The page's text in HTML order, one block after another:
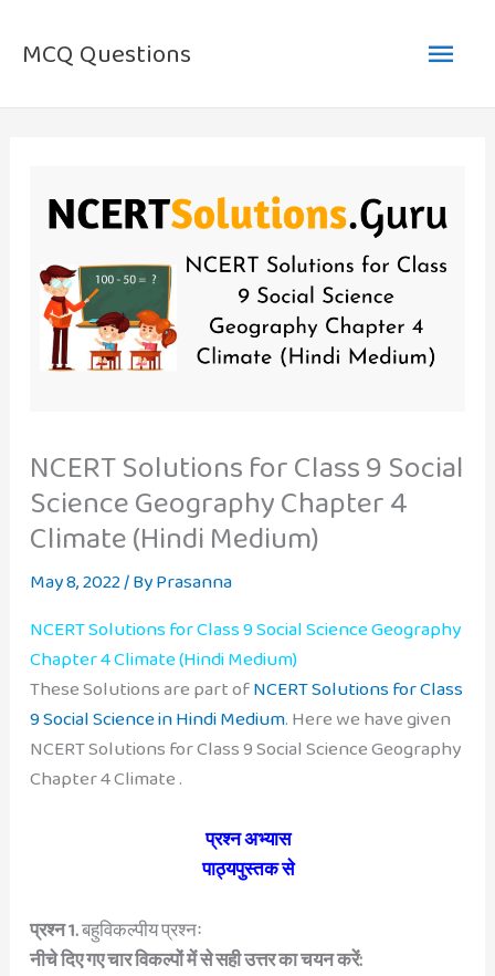
MCQ Questions
Main
NCERT Solutions for Class 9 Social
Science Geography Chapter 4
Climate (Hindi Medium)
May 8, 2022/ ByPrasanna
NCERT Solutions for Class 9 Social Science Geography
Chapter 4 Climate (Hindi Medium)
These Solutions are part ofNCERT Solutions for Class
9 Social Science in Hindi Medium. Here we have given
NCERT Solutions for Class 9 Social Science Geography
Chapter 4 Climate .
प्रश्न अभ्यास
पाठ्यपुस्तक से
प्रश्न 1.बहुविकल्पीय प्रश्नः
नीचे दिए गए चार विकल्पों में से सही उत्तर का चयन करें: